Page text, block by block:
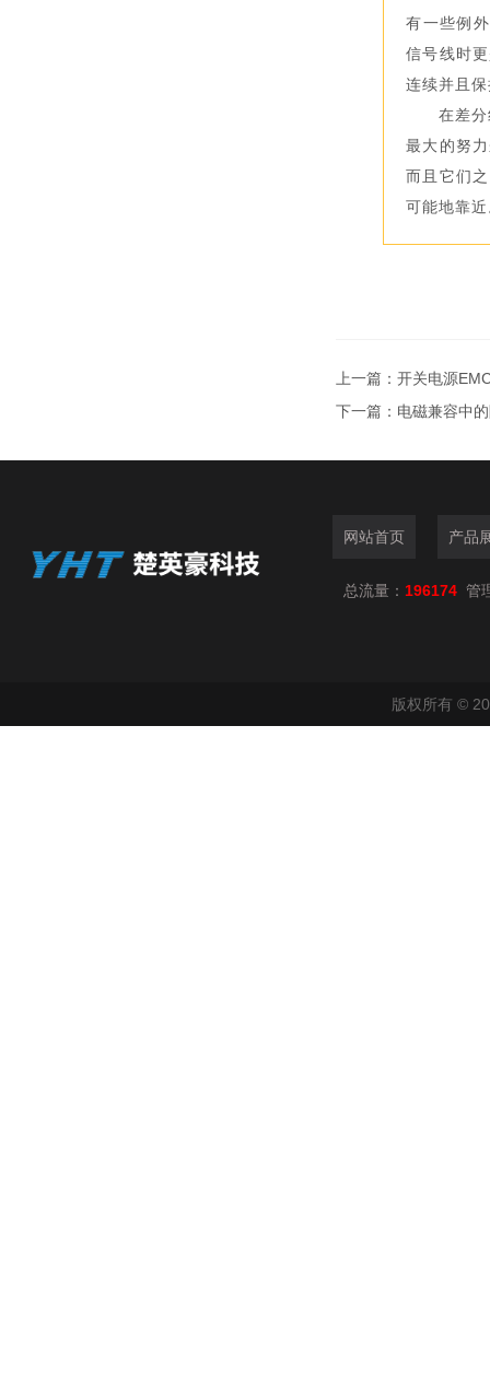
有一些例
信号线时
连续并且
在差
最大的努
而且它们
可能地靠
上一篇： 开关电源
下一篇： 电磁兼容中
网站首页 产品
总流量： 196174 管
版权所有 ©